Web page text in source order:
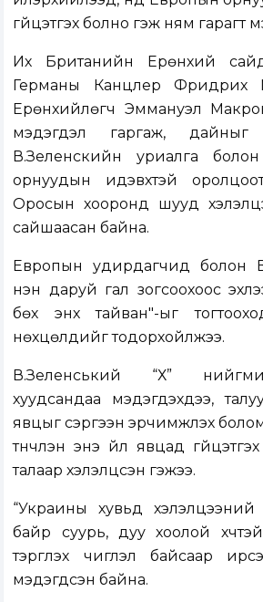
гүйцэтгэх болно гэж ням гарагт
Их Британийн Ерөнхий
Германы Канцлер Фридрих
Ерөнхийлөгч Эммануэл
мэдэгдэл гаргаж, дайныг
В.Зеленскийн уриалга
орнуудын идэвхтэй
Оросын хооронд шууд
сайшаасан байна.
Европын удирдагчид болон
нэн даруй гал зогсоохоос
бөх энх тайван"-ыг
нөхцөлүүдийг тодорхойлжээ.
В.Зеленський “Х”
хуудсандаа мэдэгдэхдээ,
явцыг сэргээн эрчимжүүлэх
түүнчлэн энэ үйл явцад
талаар хэлэлцсэн гэжээ.
“Украины хувьд
байр суурь, дуу хоолой
тэргүүлэх чиглэл байсаар
мэдэгдсэн байна.